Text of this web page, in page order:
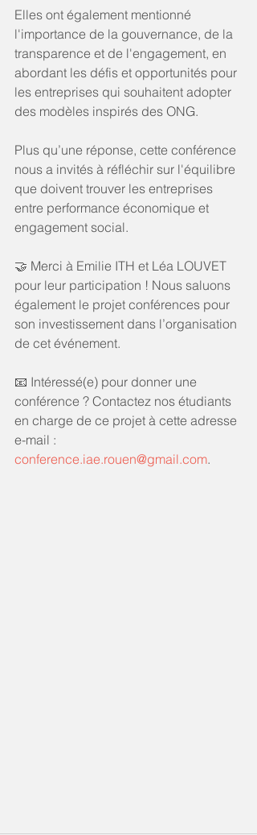
Elles ont également mentionné
l'importance de la gouvernance, de la
transparence et de l'engagement, en
abordant les défis et opportunités pour
les entreprises qui souhaitent adopter
des modèles inspirés des ONG.
Plus qu’une réponse, cette conférence
nous a invités à réfléchir sur l'équilibre
que doivent trouver les entreprises
entre performance économique et
engagement social.
🤝 Merci à Emilie ITH et Léa LOUVET
pour leur participation ! Nous saluons
également le projet conférences pour
son investissement dans l’organisation
de cet événement.
📧 Intéressé(e) pour donner une
conférence ? Contactez nos étudiants
en charge de ce projet à cette adresse
e-mail :
conference.iae.rouen@gmail.com.